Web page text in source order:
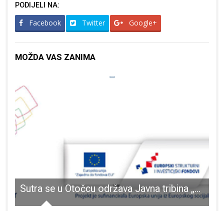
PODIJELI NA:
Facebook Twitter Google+
MOŽDA VAS ZANIMA
Sutra se u Otočcu održava Javna tribina „Rodna ravnopravnost“